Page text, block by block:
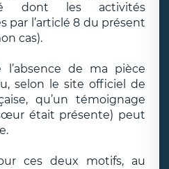
dont les activités
par l’articlé 8 du présent
cas).
de ma pièce
selon le site officiel de
qu’un témoignage
était présente) peut
ces deux motifs, au